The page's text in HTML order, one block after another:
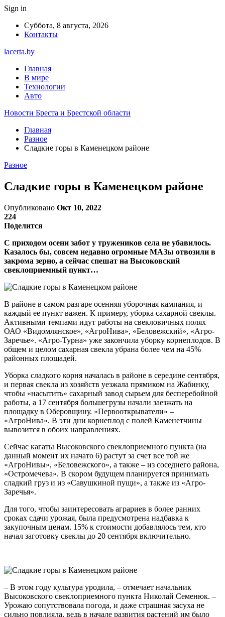
Sign in
Суббота, 8 августа, 2026
Контакты
lacerta.by
Главная
В мире
Технологии
Авто
Новости Бреста и Брестской области
Главная
Разное
Сладкие горы в Каменецком районе
Разное
Сладкие горы в Каменецком районе
Опубликовано Окт 10, 2022
224
Поделится
С приходом осени забот у тружеников села не убавилось.
Казалось бы, совсем недавно огромные МАЗы отвозили в
закрома зерно, а сейчас спешат на Высоковский
свеклоприемный пункт…
В районе в самом разгаре осенняя уборочная кампания, и
каждый ее пункт важен. К примеру, уборка сахарной свеклы.
Активными темпами идут работы на свек­ловичных полях
ОАО «Видомлянское», «АгроНи­ва», «Беловежский», «Агро-
Заречье». «Агро-Турна» уже закончила уборку корнеплодов. В
общем и целом сахарная свекла убрана более чем на 45%
районных площадей.
Уборка сладкого корня началась в районе в середине сентября,
и первая свекла из хозяйств уезжала прямиком на Жабинку,
чтобы «насытить» сахарный завод сырьем для бесперебойной
работы, а 17 сентября большегрузы начали заезжать на
площадку в Оберовщину. «Первооткрыватели» –
«АгроНива». В эти дни корнеплод с полей Каменетчины
вывозится в обоих направлениях.
Сейчас кагаты Высоков­ского свеклоприемного пун­кта (на
данный момент их начато 6) растут за счет все той же
«АгроНивы», «Беловежского», а также – из соседнего района,
«Ост­ро­ме­чева». В скором будущем планируется принимать
сладкий груз и из «Савушкиной пущи», а также из «Агро-
Заречья».
Для того, чтобы заинтересовать аграриев в более ранних
сроках сдачи урожая, была предусмотрена надбавка к
закупочным ценам. 15% к стоимости добавлялось тем, кто
начал заготовку свеклы до 20 сентября включительно.
– В этом году культура уродила, – отмечает начальник
Высоковского свек­лоприемного пункта Николай Семенюк. –
Урожаю сопутст­вовала погода, и даже страшная засуха не
сильно пов­лияла, ведь в начале развития растений им было